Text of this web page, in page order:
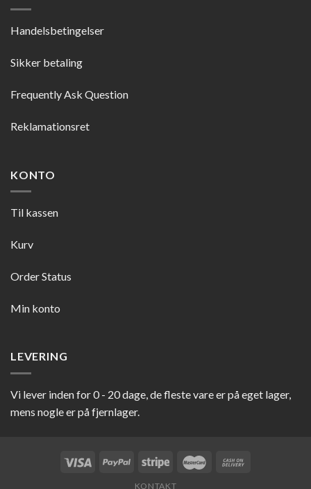
Handelsbetingelser
Sikker betaling
Frequently Ask Question
Reklamationsret
KONTO
Til kassen
Kurv
Order Status
Min konto
LEVERING
Vi lever inden for 0 - 20 dage, de fleste vare er på eget lager,
mens nogle er på fjernlager.
KONTAKT